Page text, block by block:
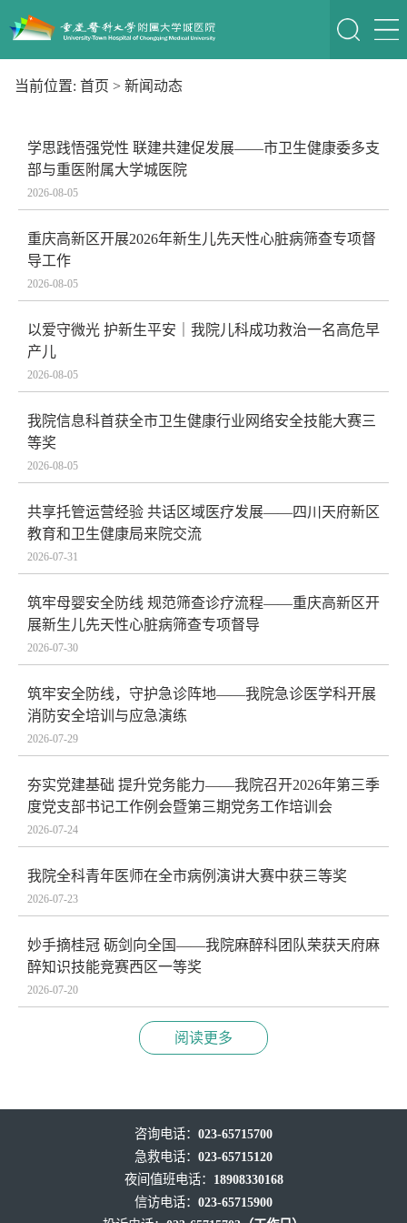
当前位置: 首页 > 新闻动态
学思践悟强党性 联建共建促发展——市卫生健康委多支
部与重医附属大学城医院
2026-08-05
重庆高新区开展2026年新生儿先天性心脏病筛查专项督
导工作
2026-08-05
以爱守微光 护新生平安｜我院儿科成功救治一名高危早
产儿
2026-08-05
我院信息科首获全市卫生健康行业网络安全技能大赛三
等奖
2026-08-05
共享托管运营经验 共话区域医疗发展——四川天府新区
教育和卫生健康局来院交流
2026-07-31
筑牢母婴安全防线 规范筛查诊疗流程——重庆高新区开
展新生儿先天性心脏病筛查专项督导
2026-07-30
筑牢安全防线，守护急诊阵地——我院急诊医学科开展
消防安全培训与应急演练
2026-07-29
夯实党建基础 提升党务能力——我院召开2026年第三季
度党支部书记工作例会暨第三期党务工作培训会
2026-07-24
我院全科青年医师在全市病例演讲大赛中获三等奖
2026-07-23
妙手摘桂冠 砺剑向全国——我院麻醉科团队荣获天府麻
醉知识技能竞赛西区一等奖
2026-07-20
阅读更多
咨询电话： 023-65715700
急救电话： 023-65715120
夜间值班电话： 18908330168
信访电话： 023-65715900